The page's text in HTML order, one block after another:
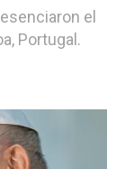
el
Portugal.